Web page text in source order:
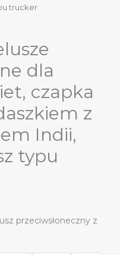
trucker
dla
czapka
z
Indii,
typu
przeciwsłoneczny z